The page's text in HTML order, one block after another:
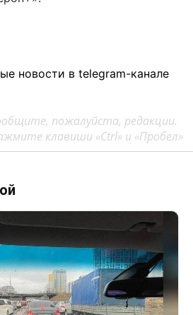
новости в telegram-канале
пожалуйста, редакции.
клавиши «Ctrl» и «Пробел»